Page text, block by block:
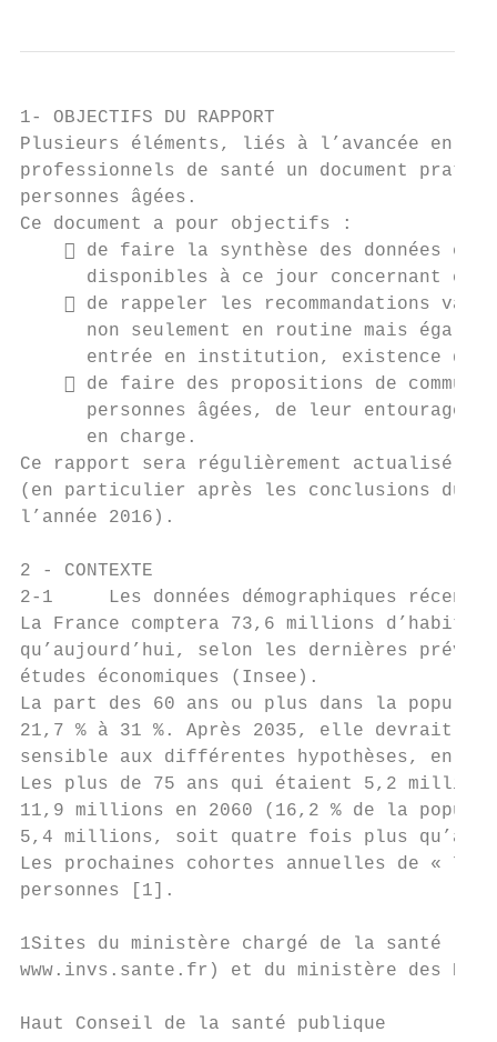
1- OBJECTIFS DU RAPPORT
Plusieurs éléments, liés à l’avancée en
professionnels de santé un document
personnes âgées.
Ce document a pour objectifs :
 de faire la synthèse des données
disponibles à ce jour concernant
 de rappeler les recommandations
non seulement en routine mais
entrée en institution, existence de
 de faire des propositions de
personnes âgées, de leur entourage
      en charge.
Ce rapport sera régulièrement actualisé en
(en particulier après les conclusions du
l’année 2016).
2 - CONTEXTE
2-1     Les données démographiques récentes
La France comptera 73,6 millions
qu’aujourd’hui, selon les dernières
études économiques (Insee).
La part des 60 ans ou plus dans la
21,7 % à 31 %. Après 2035, elle devrait
sensible aux différentes hypothèses, en
Les plus de 75 ans qui étaient 5,2
11,9 millions en 2060 (16,2 % de la
5,4 millions, soit quatre fois plus
Les prochaines cohortes annuelles de « 75
personnes [1].
1Sites du ministère chargé de la santé
www.invs.sante.fr) et du ministère des
Haut Conseil de la santé